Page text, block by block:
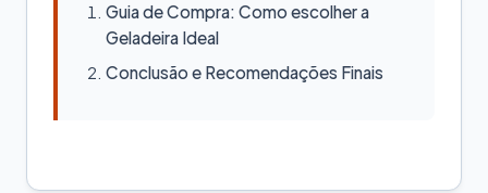
Guia de Compra: Como escolher a
Geladeira Ideal
Conclusão e Recomendações Finais